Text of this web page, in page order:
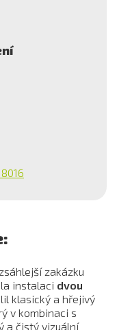
zakázku
instalaci dvou
klasický a hřejivý
v kombinaci s
a čistý vizuální